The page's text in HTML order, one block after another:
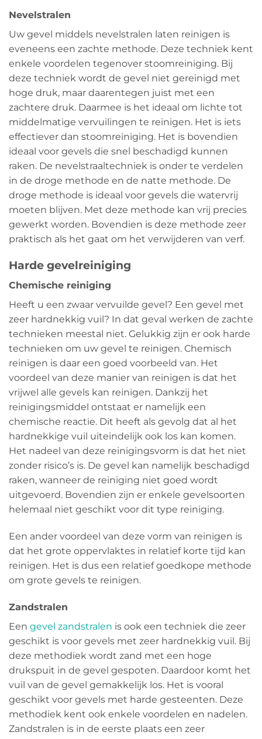
Nevelstralen
Uw gevel middels nevelstralen laten reinigen is
eveneens een zachte methode. Deze techniek kent
enkele voordelen tegenover stoomreiniging. Bij
deze techniek wordt de gevel niet gereinigd met
hoge druk, maar daarentegen juist met een
zachtere druk. Daarmee is het ideaal om lichte tot
middelmatige vervuilingen te reinigen. Het is iets
effectiever dan stoomreiniging. Het is bovendien
ideaal voor gevels die snel beschadigd kunnen
raken. De nevelstraaltechniek is onder te verdelen
in de droge methode en de natte methode. De
droge methode is ideaal voor gevels die watervrij
moeten blijven. Met deze methode kan vrij precies
gewerkt worden. Bovendien is deze methode zeer
praktisch als het gaat om het verwijderen van verf.
Harde gevelreiniging
Chemische reiniging
Heeft u een zwaar vervuilde gevel? Een gevel met
zeer hardnekkig vuil? In dat geval werken de zachte
technieken meestal niet. Gelukkig zijn er ook harde
technieken om uw gevel te reinigen. Chemisch
reinigen is daar een goed voorbeeld van. Het
voordeel van deze manier van reinigen is dat het
vrijwel alle gevels kan reinigen. Dankzij het
reinigingsmiddel ontstaat er namelijk een
chemische reactie. Dit heeft als gevolg dat al het
hardnekkige vuil uiteindelijk ook los kan komen.
Het nadeel van deze reinigingsvorm is dat het niet
zonder risico’s is. De gevel kan namelijk beschadigd
raken, wanneer de reiniging niet goed wordt
uitgevoerd. Bovendien zijn er enkele gevelsoorten
helemaal niet geschikt voor dit type reiniging.
Een ander voordeel van deze vorm van reinigen is
dat het grote oppervlaktes in relatief korte tijd kan
reinigen. Het is dus een relatief goedkope methode
om grote gevels te reinigen.
Zandstralen
Een gevel zandstralen is ook een techniek die zeer
geschikt is voor gevels met zeer hardnekkig vuil. Bij
deze methodiek wordt zand met een hoge
drukspuit in de gevel gespoten. Daardoor komt het
vuil van de gevel gemakkelijk los. Het is vooral
geschikt voor gevels met harde gesteenten. Deze
methodiek kent ook enkele voordelen en nadelen.
Zandstralen is in de eerste plaats een zeer